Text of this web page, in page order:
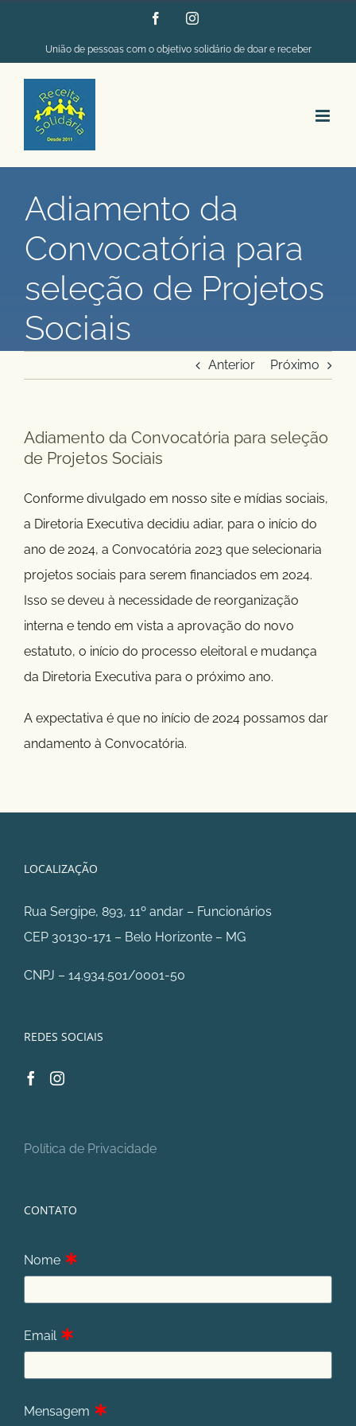
o
conteúdo
FacebookInstagram
União de pessoas com o objetivo solidário de doar e receber
Adiamento da
Convocatória para
seleção de Projetos
Sociais
Anterior Próximo
Adiamento da Convocatória para seleção
de Projetos Sociais
Conforme divulgado em nosso site e mídias sociais,
a Diretoria Executiva decidiu adiar, para o início do
ano de 2024, a Convocatória 2023 que selecionaria
projetos sociais para serem financiados em 2024.
Isso se deveu à necessidade de reorganização
interna e tendo em vista a aprovação do novo
estatuto, o início do processo eleitoral e mudança
da Diretoria Executiva para o próximo ano.
A expectativa é que no início de 2024 possamos dar
andamento à Convocatória.
LOCALIZAÇÃO
Rua Sergipe, 893, 11º andar – Funcionários
CEP 30130-171 – Belo Horizonte – MG
CNPJ – 14.934.501/0001-50
REDES SOCIAIS
Política de Privacidade
CONTATO
Nome ∗
Email ∗
Mensagem ∗